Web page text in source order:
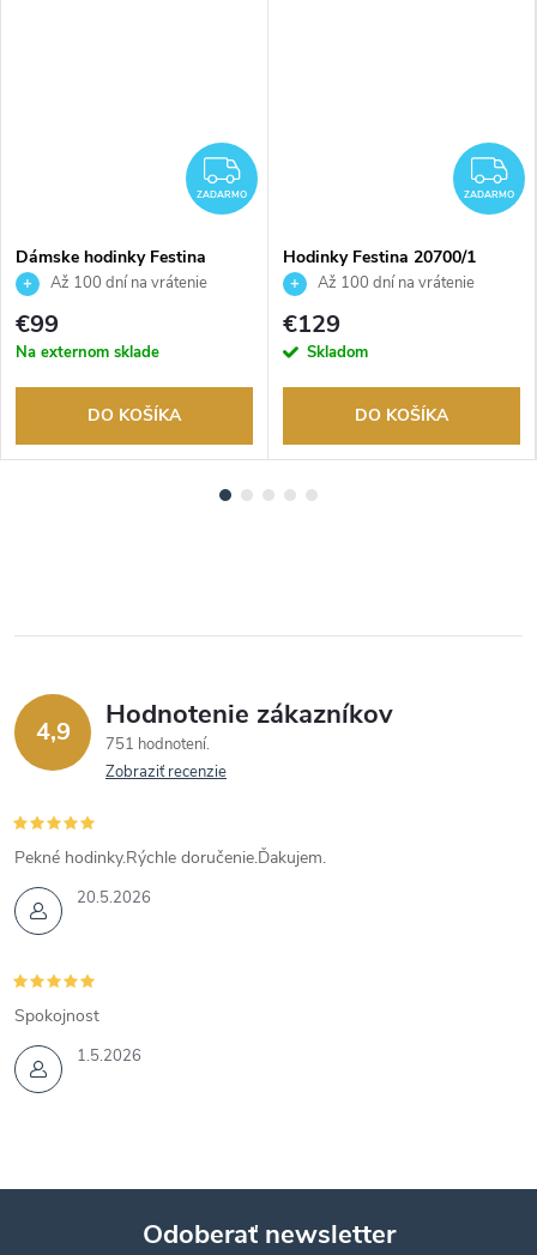
ZADARMO
ZADARMO
Dámske hodinky Festina
20572/4Až 100 dní na vrátenie
tovaru. Autorizovaný predajca.
€99
Na externom sklade
DO KOŠÍKA
ZADARMO
Hodinky Festina 20700/1
Až 100 dní na vrátenie
tovaru. Autorizovaný predajca.
€129
Skladom
DO KOŠÍKA
4,9 Hodnotenie zákazníkov
751 hodnotení
Zobraziť recenzie
20.5.2026
Pekné hodinky.Rýchle doručenie.Ďakujem.
1.5.2026
Spokojnost
Odoberať newsletter